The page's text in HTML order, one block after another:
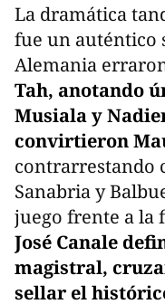
La dramática
fue un auténtico
Alemania
Tah, anotando
Musiala y
convirtieron
contrarrestando
Sanabria y
juego frente a la
José Canale
magistral,
sellar el